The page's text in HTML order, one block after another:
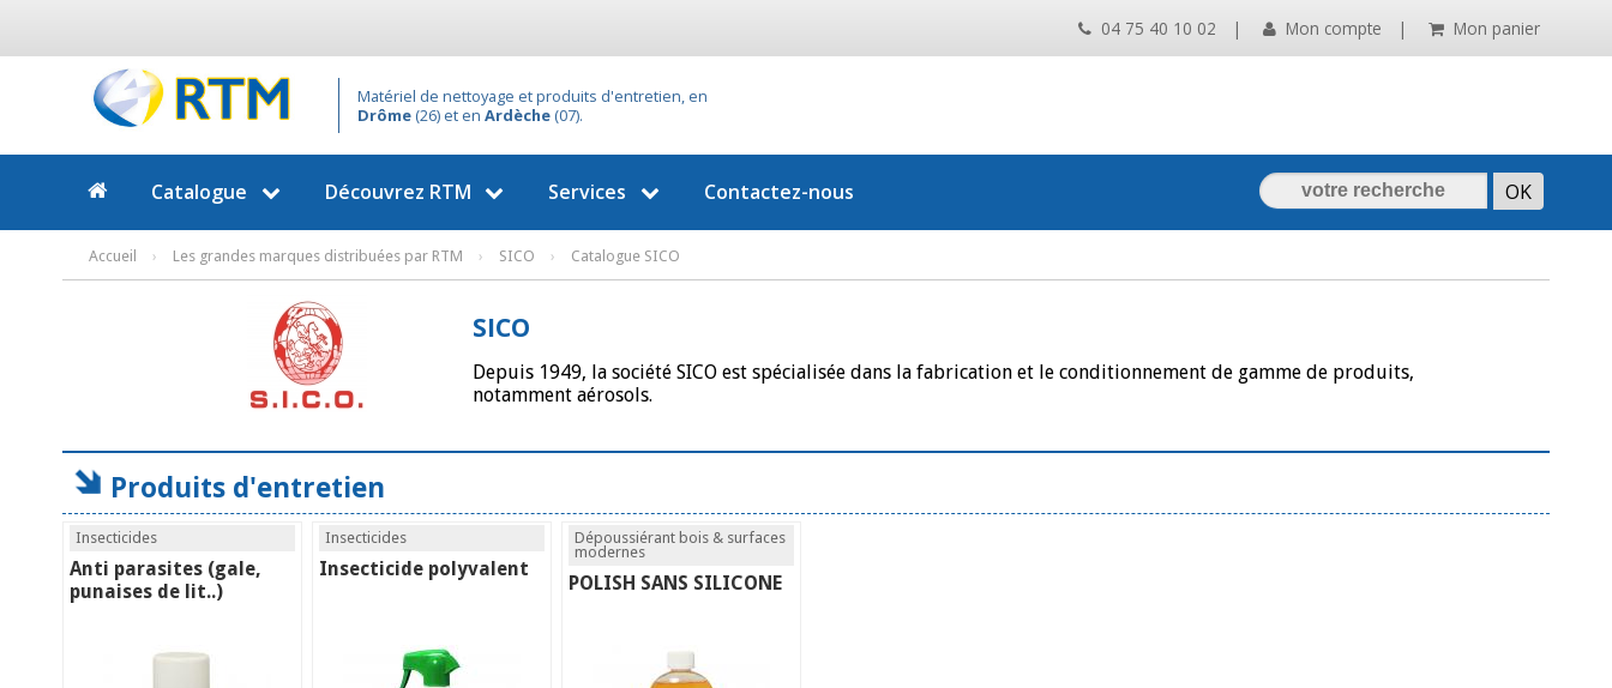
04 75 40 10 02 | Mon compte | Mon panier
Matériel de nettoyage et produits d'entretien, en
Drôme (26) et en Ardèche (07).
Catalogue Découvrez RTM Services Contactez-nous
Accueil › Les grandes marques distribuées par RTM › SICO › Catalogue SICO
SICO
Depuis 1949, la société SICO est spécialisée dans la fabrication et le conditionnement de gamme de produits,
notamment aérosols.
Produits d'entretien
Insecticides
Anti parasites (gale,
punaises de lit..)
Insecticides
Insecticide polyvalent
Dépoussiérant bois & surfaces
modernes
POLISH SANS SILICONE